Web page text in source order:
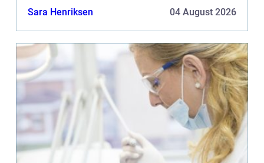
gang med søgep...
Sara Henriksen 04 August 2026